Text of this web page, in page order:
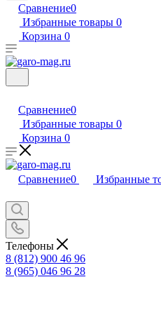
Сравнение0
Избранные товары 0
Корзина 0
Сравнение0
Избранные товары 0
Корзина 0
Сравнение0 Избранные
Телефоны
8 (812) 900 46 96
8 (965) 046 96 28